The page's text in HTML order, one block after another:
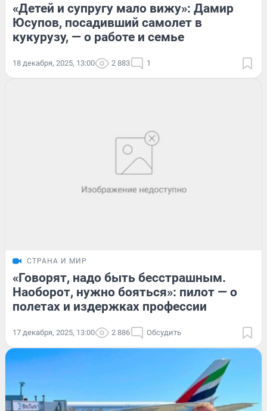
«Детей и супругу мало вижу»: Дамир
Юсупов, посадивший самолет в
кукурузу, — о работе и семье
18 декабря, 2025, 13:00 2 883 1
СТРАНА И МИР
«Говорят, надо быть бесстрашным.
Наоборот, нужно бояться»: пилот — о
полетах и издержках профессии
17 декабря, 2025, 13:00 2 886 Обсудить